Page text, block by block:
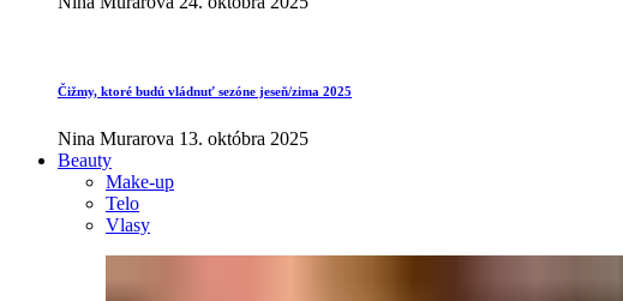
Čižmy, ktoré budú vládnuť sezóne jeseň/zima 2025
Nina Murarova 13. októbra 2025
Beauty
Make-up
Telo
Vlasy